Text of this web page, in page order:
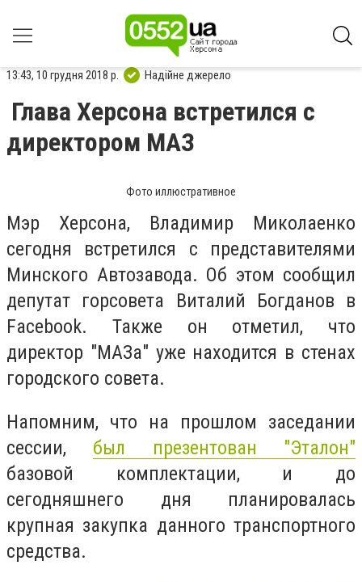
13:43, 10 грудня 2018 р. Надійне джерело
Глава Херсона встретился с
директором МАЗ
Фото иллюстративное
Мэр Херсона, Владимир Миколаенко
сегодня встретился с представителями
Минского Автозавода. Об этом сообщил
депутат горсовета Виталий Богданов в
Facebook. Также он отметил, что
директор "МАЗа" уже находится в стенах
городского совета.
Напомним, что на прошлом заседании
сессии, был презентован "Эталон"
базовой комплектации, и до
сегодняшнего дня планировалась
крупная закупка данного транспортного
средства.